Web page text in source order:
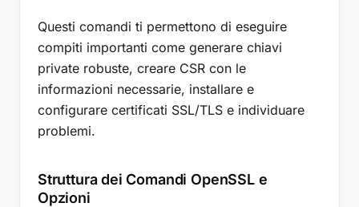
Questi comandi ti permettono di eseguire
compiti importanti come generare chiavi
private robuste, creare CSR con le
informazioni necessarie, installare e
configurare certificati SSL/TLS e individuare
problemi.
Struttura dei Comandi OpenSSL e
Opzioni